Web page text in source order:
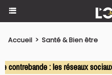
Accueil > Santé & Bien être
: les réseaux sociaux